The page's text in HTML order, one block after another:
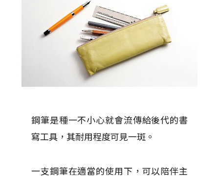
鋼筆是種一不小心就會流傳給後代的書
寫工具，其耐用程度可見一斑。
一支鋼筆在適當的使用下，可以陪伴主